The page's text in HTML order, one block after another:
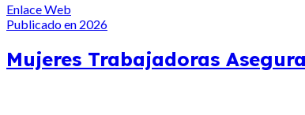
Enlace Web
Publicado en 2026
Mujeres Trabajadoras